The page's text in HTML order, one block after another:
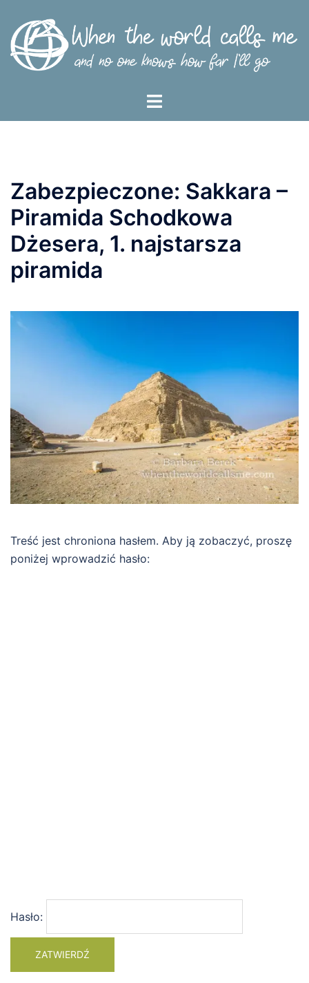
treści
Menu
Zabezpieczone: Sakkara –
Piramida Schodkowa
Dżesera, 1. najstarsza
piramida
Treść jest chroniona hasłem. Aby ją zobaczyć, proszę
poniżej wprowadzić hasło:
Hasło: